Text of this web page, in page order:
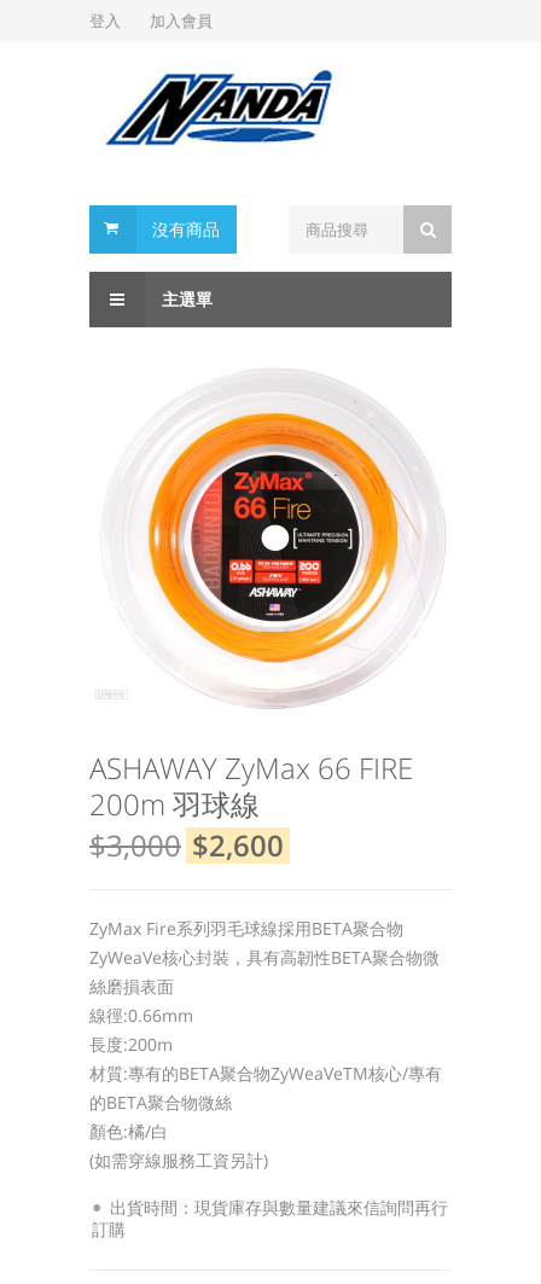
登入 加入會員
沒有商品
主選單
ASHAWAY ZyMax 66 FIRE
200m 羽球線
$3,000 $2,600
ZyMax Fire系列羽毛球線採用BETA聚合物
ZyWeaVe核心封裝，具有高韌性BETA聚合物微
絲磨損表面
線徑:0.66mm
長度:200m
材質:專有的BETA聚合物ZyWeaVeTM核心/專有
的BETA聚合物微絲
顏色:橘/白
(如需穿線服務工資另計)
出貨時間：現貨庫存與數量建議來信詢問再行
訂購